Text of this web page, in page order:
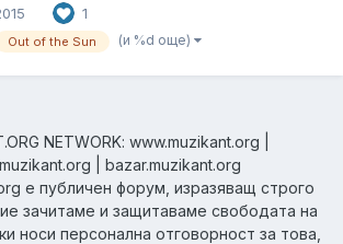
формат от Bandcamp, както и на
в неделя на промо концерта ни.
1
Out of the Sun (и %d още)
NETWORK: www.muzikant.org |
| bazar.muzikant.org
е публичен форум, изразяващ строго
зачитаме и защитаваме свободата на
носи персонална отговорност за това,